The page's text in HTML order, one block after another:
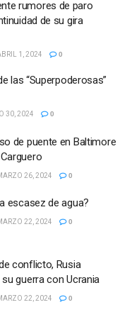
rumores de paro
de su gira
1, 2024 0
las “Superpoderosas”
30, 2024 0
de puente en Baltimore
26, 2024 0
escasez de agua?
22, 2024 0
conflicto, Rusia
guerra con Ucrania
22, 2024 0